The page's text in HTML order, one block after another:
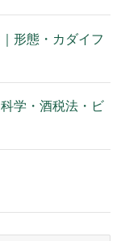
形態・カダイフ
学・酒税法・ビ